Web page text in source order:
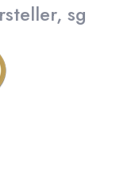
sg